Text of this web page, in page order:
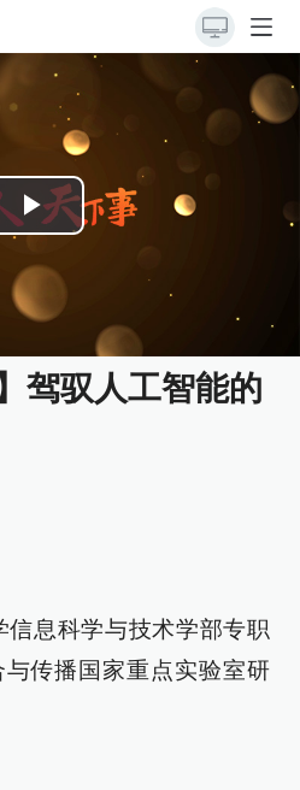
Play
Video
驾驭人工智能的
息科学与技术学部专职
传播国家重点实验室研